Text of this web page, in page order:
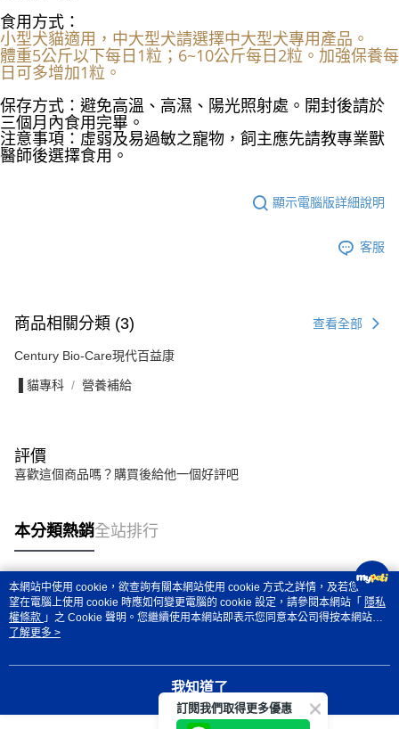
食用方式：
小型犬貓適用，中大型犬請選擇中大型犬專用產品。
體重5公斤以下每日1粒；6~10公斤每日2粒。加強保養每
日可多增加1粒。
保存方式：避免高溫、高濕、陽光照射處。開封後請於
三個月內食用完畢。
注意事項：虛弱及易過敏之寵物，飼主應先請教專業獸
醫師後選擇食用。
顯示電腦版詳細說明
客服
商品相關分類 (3) 查看全部
Century Bio-Care現代百益康
▐ 貓專科 營養補給
評價
喜歡這個商品嗎？購買後給他一個好評吧
本分類熱銷全站排行
熱門標籤
本網站中使用 cookie，欲查詢有關本網站使用 cookie 方式之詳情，及若您不希
望在電腦上使用 cookie 時應如何變更電腦的 cookie 設定，請參閱本網站「 隱私
權條款 」之 Cookie 聲明。您繼續使用本網站即表示您同意本公司得按本網站使
用條款之 Cookie 聲明使用 cookie。
了解更多 >
我知道了
訂閱我們取得更多優惠